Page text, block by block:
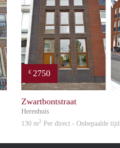
Reinier
€ 2750
Zwartbontstraat
Herenhuis
130 m2 Per direct - Onbepaalde tijd